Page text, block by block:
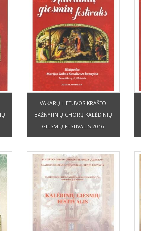
VAKARŲ LIETUVOS KRAŠTO
BAŽNYTINIŲ CHORŲ KALĖDINIŲ
GIESMIŲ FESTIVALIS 2016